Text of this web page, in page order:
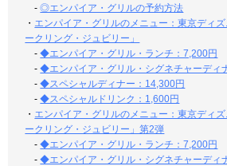
-◎エンパイア・グリルの予約方法
・ エンパイア・グリルのメニュー：東京ディ
ークリング・ジュビリー」
-◆エンパイア・グリル・ランチ：7,200円
-◆エンパイア・グリル・シグネチャーディ
-◆スペシャルディナー：14,300円
-◆スペシャルドリンク：1,600円
・ エンパイア・グリルのメニュー：東京ディ
ークリング・ジュビリー」第2弾
-◆エンパイア・グリル・ランチ：7,200円
-◆エンパイア・グリル・シグネチャーディ